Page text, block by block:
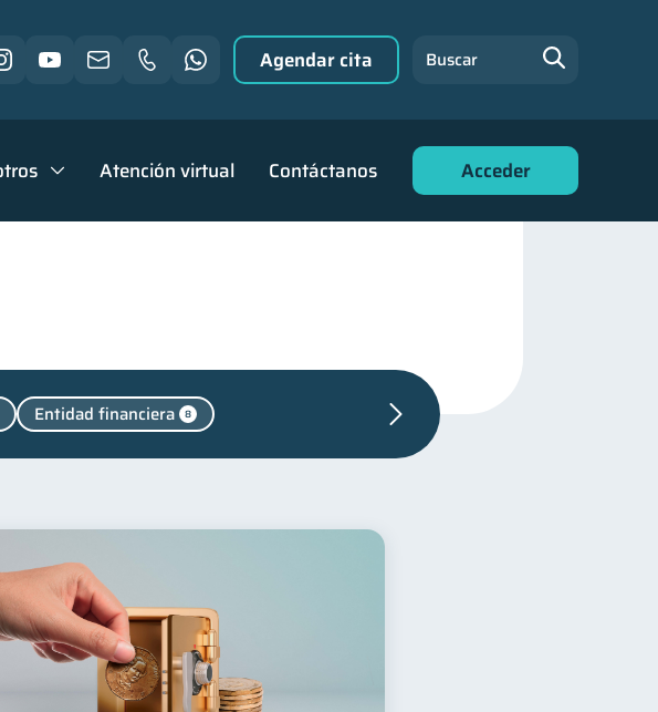
Atención virtual Contáctanos Acceder
Agendar cita Buscar
Entidad financiera 8
Préstamos
5
2 Cuenta Abandonada
Educación Financiera 1
Doble sueldo 1 Gasto responsable